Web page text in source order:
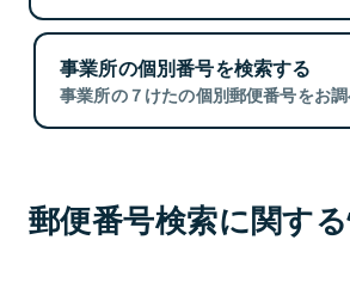
事業所の個別番号を検索する
事業所の７けたの個別郵便番号をお調
郵便番号検索に関す